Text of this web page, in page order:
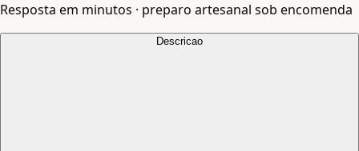
Resposta em minutos · preparo artesanal sob encomenda
Descricao